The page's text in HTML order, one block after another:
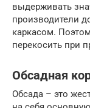
выдерживать
производители
каркасом.
перекосить при
Обсадная
Обсада – это